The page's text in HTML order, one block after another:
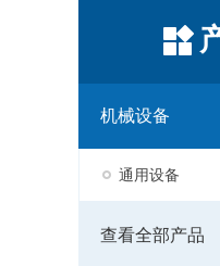
机械设备
通用设备
查看全部产品